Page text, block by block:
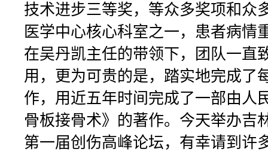
技术进步三等奖，等众多奖项和众
医学中心核心科室之一，患者病情
在吴丹凯主任的带领下，团队一直
用，更为可贵的是，踏实地完成了
作，用近五年时间完成了一部由人
骨板接骨术》的著作。今天举办吉
第一届创伤高峰论坛，有幸请到许